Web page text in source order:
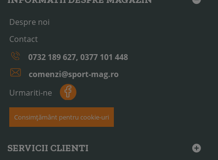
Despre noi
Contact
0732 189 627, 0377 101 448
comenzi@sport-mag.ro
Urmariti-ne
Consimțământ pentru cookie-uri
SERVICII CLIENTI